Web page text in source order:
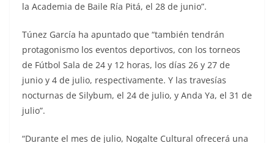
la Academia de Baile Ría Pitá, el 28 de junio”.
Túnez García ha apuntado que “también tendrán
protagonismo los eventos deportivos, con los torneos
de Fútbol Sala de 24 y 12 horas, los días 26 y 27 de
junio y 4 de julio, respectivamente. Y las travesías
nocturnas de Silybum, el 24 de julio, y Anda Ya, el 31 de
julio”.
“Durante el mes de julio, Nogalte Cultural ofrecerá una